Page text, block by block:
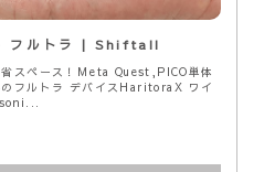
フルトラ | Shiftall
スペース！Meta Quest,PICO単体
のフルトラ デバイスHaritoraX ワイ